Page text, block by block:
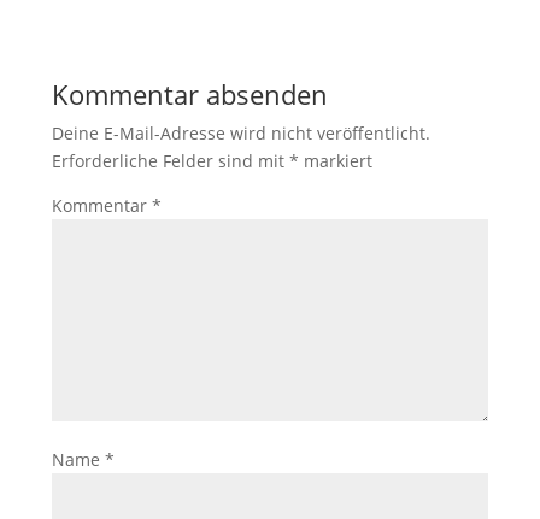
Kommentar absenden
Deine E-Mail-Adresse wird nicht veröffentlicht.
Erforderliche Felder sind mit * markiert
Kommentar *
Name *